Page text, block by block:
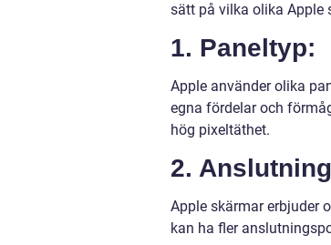
sätt på vilka olika Apple
1. Paneltyp:
Apple använder olika
egna fördelar och
hög pixeltäthet.
2.
Apple skärmar erbjuder
kan ha fler